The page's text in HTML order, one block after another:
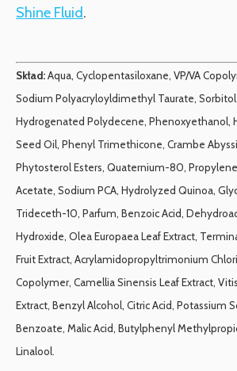
Shine Fluid.
Skład:Aqua, Cyclopentasiloxane, VP/VA
Sodium Polyacryloyldimethyl Taurate,
Hydrogenated Polydecene, Phenoxyethanol,
Seed Oil, Phenyl Trimethicone, Crambe
Phytosterol Esters, Quaternium-80,
Acetate, Sodium PCA, Hydrolyzed Quinoa,
Trideceth-10, Parfum, Benzoic Acid,
Hydroxide, Olea Europaea Leaf Extract,
Fruit Extract, Acrylamidopropyltrimonium
Copolymer, Camellia Sinensis Leaf Extract,
Extract, Benzyl Alcohol, Citric Acid, Potassium
Benzoate, Malic Acid, Butylphenyl
Linalool.